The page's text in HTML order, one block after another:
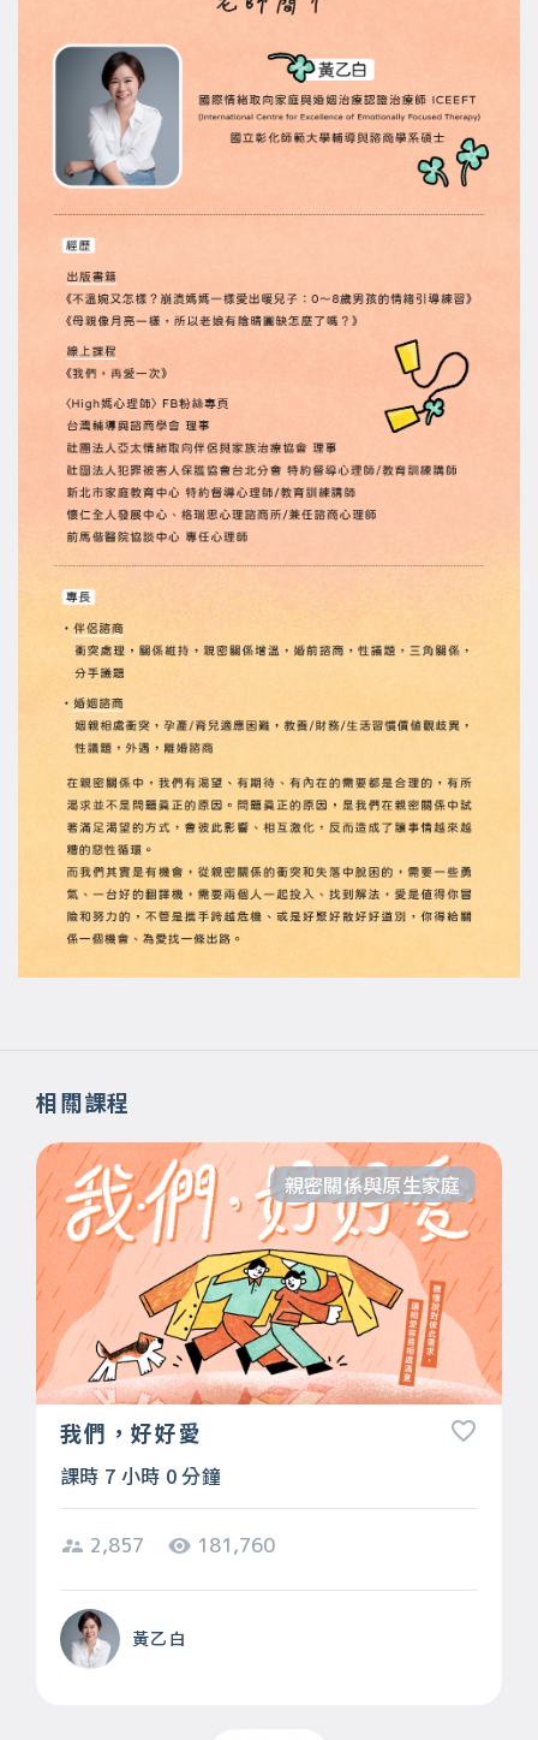
相關課程
親密關係與原生家庭
我們，好好愛
課時 7 小時 0 分鐘
2,857 181,760
黃乙白